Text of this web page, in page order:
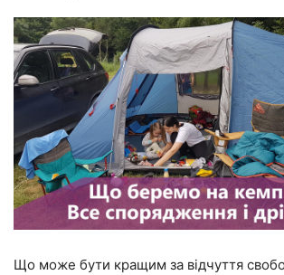
Що може бути кращим за відчуття